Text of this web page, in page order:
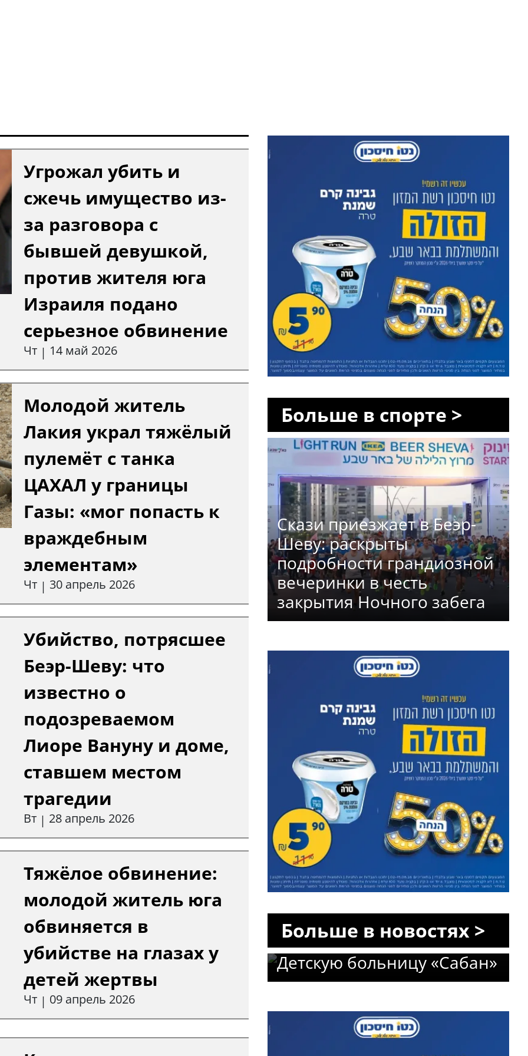
Угрожал убить и
сжечь имущество из-
за разговора с
бывшей девушкой,
против жителя юга
Израиля подано
серьезное обвинение
Чт| 14 май 2026
Молодой житель
Лакия украл тяжёлый
пулемёт с танка
ЦАХАЛ у границы
Газы: «мог попасть к
враждебным
элементам»
Чт| 30 апрель 2026
Убийство, потрясшее
Беэр-Шеву: что
известно о
подозреваемом
Лиоре Вануну и доме,
ставшем местом
трагедии
Вт| 28 апрель 2026
Тяжёлое обвинение:
молодой житель юга
обвиняется в
убийстве на глазах у
детей жертвы
Чт| 09 апрель 2026
Больше в спорте >
Скази приезжает в Беэр-
Шеву: раскрыты
подробности грандиозной
вечеринки в честь
закрытия Ночного забега
Больше в новостях >
«Сороке»: профессор Авив
Гольдбарт возглавит
Детскую больницу «Сабан»